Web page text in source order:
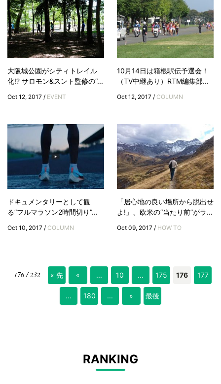
大阪城公園がシティトレイル
化!? サロモン&スント監修の“...
Oct 12, 2017 / EVENT
10月14日は箱根駅伝予選会！
（TV中継あり）RTM編集部...
Oct 12, 2017 / COLUMN
ドキュメンタリーとして観
る”フルマラソン2時間切り”...
Oct 10, 2017 / COLUMN
「居心地の良い場所から脱出せ
よ!」、欧米の“当たり前”がラ...
Oct 09, 2017 / HOW TO
176 / 232 « 先 « ... 10 ... 175 176 177
... 180 ... » 最後
RANKING